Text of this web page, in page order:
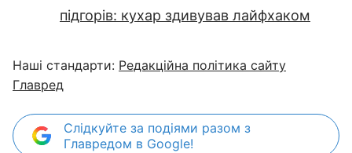
підгорів: кухар здивував лайфхаком
Наші стандарти: Редакційна політика сайту
Главред
Слідкуйте за подіями разом з
Главредом в Google!